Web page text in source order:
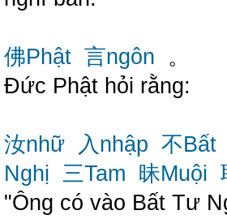
佛Phật 言ngôn 。
Đức Phật hỏi rằng:
汝nhữ 入nhập 不Bất
Nghị 三Tam 昧Muội
"Ông có vào Bất Tư